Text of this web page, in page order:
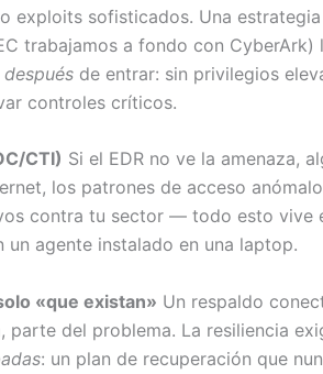
exploits sofisticados. Una
trabajamos a fondo con
después de entrar: sin privilegios
controles críticos.
CTI) Si el EDR no ve la amenaza,
los patrones de acceso
contra tu sector — todo esto vive
agente instalado en una laptop.
«que existan» Un respaldo
parte del problema. La resiliencia
: un plan de recuperación que